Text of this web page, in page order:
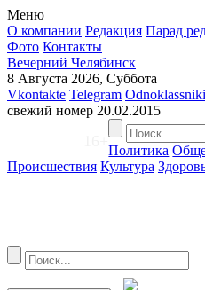
Меню
О компании Редакция Парад
Фото Контакты
Вечерний Челябинск
8 Августа 2026, Суббота
Vkontakte Telegram Odnoklassniki
свежий номер 20.02.2015
16+
Политика
Происшествия Культура